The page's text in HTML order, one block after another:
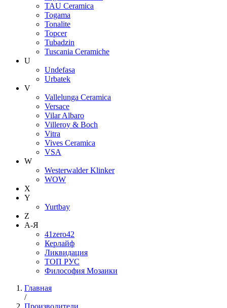
TAU Ceramica
Togama
Tonalite
Topcer
Tubadzin
Tuscania Ceramiche
U
Undefasa
Urbatek
V
Vallelunga Ceramica
Versace
Vilar Albaro
Villeroy & Boch
Vitra
Vives Ceramica
VSA
W
Westerwalder Klinker
WOW
X
Y
Yurtbay
Z
А-Я
41zero42
Керлайф
Ликвидация
ТОП РУС
Философия Мозаики
Главная
/
Производители